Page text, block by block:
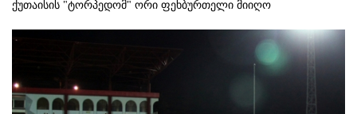
ქუთაისის "ტორპედომ" ორი ფეხბურთელი მიიღო